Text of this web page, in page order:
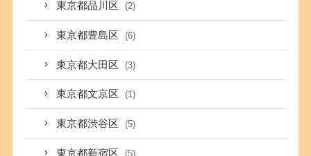
東京都品川区 (2)
東京都豊島区 (6)
東京都大田区 (3)
東京都文京区 (1)
東京都渋谷区 (5)
東京都新宿区 (5)